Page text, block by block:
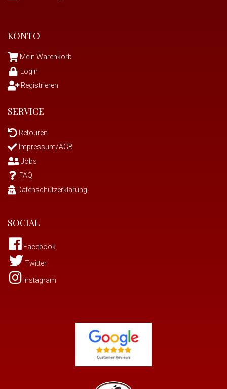
KONTO
Mein Warenkorb
Login
Registrieren
SERVICE
Retouren
Impressum/AGB
Jobs
FAQ
Datenschutzerklärung
SOCIAL
Facebook
Twitter
Instagram